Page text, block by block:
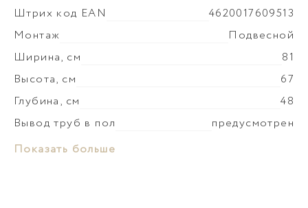
Штрих код EAN
4620017609513
Монтаж
Подвесной
Ширина, см
81
Высота, см
67
Глубина, см
48
Вывод труб в пол
предусмотрен
Материал раковины
Монтаж умывальника
Показать больше